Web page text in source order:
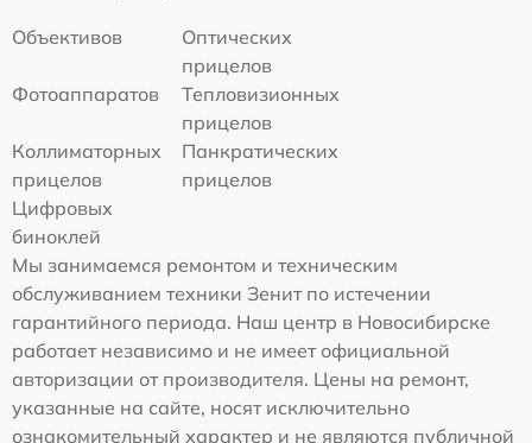
Объективов
Оптических
прицелов
Фотоаппаратов
Тепловизионных
прицелов
Коллиматорных
прицелов
Панкратических
прицелов
Цифровых
биноклей
Мы занимаемся ремонтом и техническим
обслуживанием техники Зенит по истечении
гарантийного периода. Наш центр в Новосибирске
работает независимо и не имеет официальной
авторизации от производителя. Цены на ремонт,
указанные на сайте, носят исключительно
ознакомительный характер и не являются публичной